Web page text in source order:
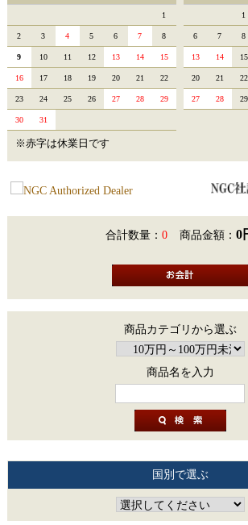
1
2 3 4 5 6 7 8
9 10 11 12 13 14 15
16 17 18 19 20 21 22
23 24 25 26 27 28 29
30 31
1
6 7 8
13 14 15
20 21 22
27 28 29
※赤字は休業日です
合計数量： 0 商品金額： 0
商品カテゴリから選ぶ
商品名を入力
国別で選ぶ